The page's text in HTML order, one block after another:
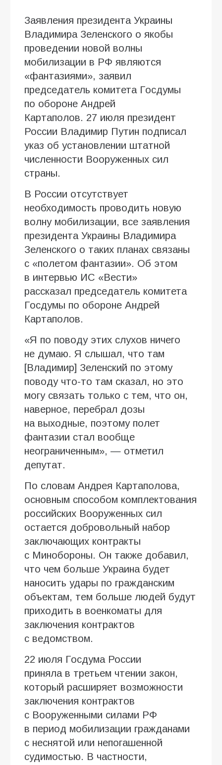
Заявления президента Украины
Владимира Зеленского о якобы
проведении новой волны
мобилизации в РФ являются
«фантазиями», заявил
председатель комитета Госдумы
по обороне Андрей
Картаполов. 27 июля президент
России Владимир Путин подписал
указ об установлении штатной
численности Вооруженных сил
страны.
В России отсутствует
необходимость проводить новую
волну мобилизации, все заявления
президента Украины Владимира
Зеленского о таких планах связаны
с «полетом фантазии». Об этом
в интервью ИC «Вести»
рассказал председатель комитета
Госдумы по обороне Андрей
Картаполов.
«Я по поводу этих слухов ничего
не думаю. Я слышал, что там
[Владимир] Зеленский по этому
поводу что-то там сказал, но это
могу связать только с тем, что он,
наверное, перебрал дозы
на выходные, поэтому полет
фантазии стал вообще
неограниченным», — отметил
депутат.
По словам Андрея Картаполова,
основным способом комплектования
российских Вооруженных сил
остается добровольный набор
заключающих контракты
с Минобороны. Он также добавил,
что чем больше Украина будет
наносить удары по гражданским
объектам, тем больше людей будут
приходить в военкоматы для
заключения контрактов
с ведомством.
22 июля Госдума России
приняла в третьем чтении закон,
который расширяет возможности
заключения контрактов
с Вооруженными силами РФ
в период мобилизации гражданами
с неснятой или непогашенной
судимостью. В частности,